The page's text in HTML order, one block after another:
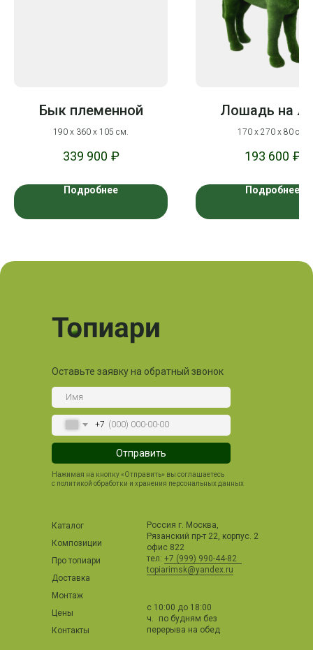
Бык племенной
190 х 360 х 105 см.
339 900 ₽
Подробнее
Лошадь на
170 х 270 х 80 см.
193 600 ₽
Подробнее
Оставьте заявку на обратный звонок
+7
Отправить
Нажимая на кнопку «Отправить» вы соглашаетесь
с политикой обработки и хранения персональных данных
Каталог
Композиции
Про топиари
Доставка
Монтаж
Цены
Контакты
с 10:00 до 18:00
ч. по будням без
перерыва на обед
Россия г. Москва,
Рязанский пр-т 22, корпус. 2
офис 822
тел: +7 (999) 990-44-82
topiarimsk@yandex.ru